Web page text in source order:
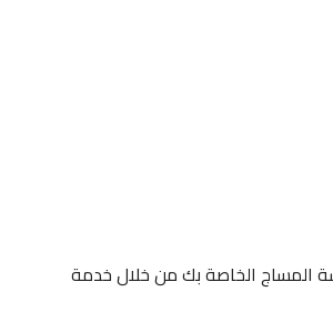
المساج الخاصة بك من خلال خدمة